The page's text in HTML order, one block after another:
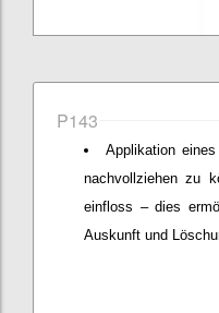
P143
Applikation
nachvollziehen zu
einfloss – dies
Auskunft und